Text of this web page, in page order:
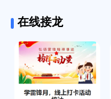
在线接龙